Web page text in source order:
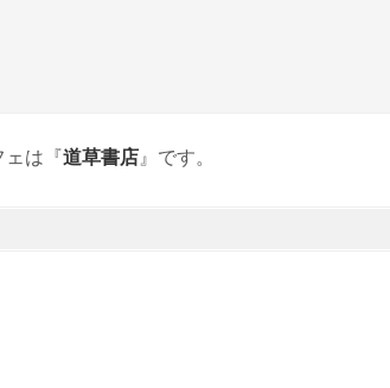
ェは『道草書店 』です。